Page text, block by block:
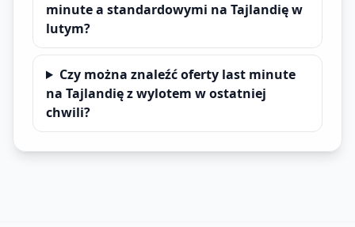
minute a standardowymi na Tajlandię w
lutym?
Czy można znaleźć oferty last minute
na Tajlandię z wylotem w ostatniej
chwili?